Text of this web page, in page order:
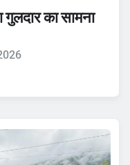
गुलदार का सामना